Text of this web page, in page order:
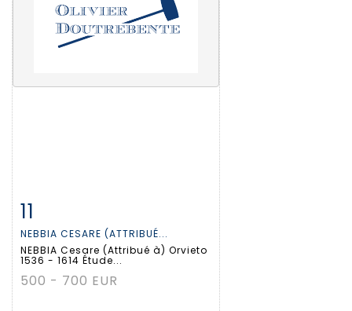
11
NEBBIA CESARE (ATTRIBUÉ...
NEBBIA Cesare (Attribué à) Orvieto
1536 - 1614 Étude...
500 - 700 EUR